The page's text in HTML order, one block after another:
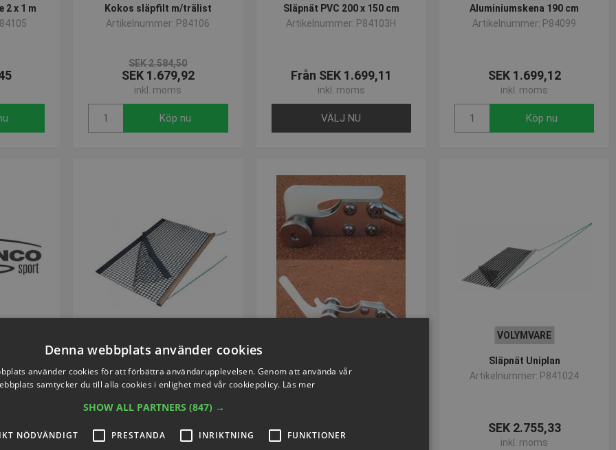
x 1 m
Kokos släpfilt m/trälist
Artikelnummer: P84106
SEK 2.584,50
SEK 1.679,92
inkl. moms
Köp nu
Släpnät PVC 200 x 150 cm
Artikelnummer: P84103H
Från SEK 1.699,11
inkl. moms
VÄLJ NU
Aluminiumskena 190 cm
Artikelnummer: P84099
SEK 1.699,12
inkl. moms
Köp nu
Släpnät PVC 190 x 115 cm
Artikelnummer: P84102
SEK 1.969,14
inkl. moms
för släpnät
Artikelnummer: P819821
VOLYMVARE
Släpnät Uniplan
Artikelnummer: P841024
SEK 2.755,33
inkl. moms
Denna webbplats använder cookies
använder cookies för att förbättra användarupplevelsen. Genom att använda vår
samtycker du till alla cookies i enlighet med vår cookiepolicy. Läs mer
SHOW ALL PARTNERS (847) →
NÖDVÄNDIGT PRESTANDA INRIKTNING FUNKTIONER